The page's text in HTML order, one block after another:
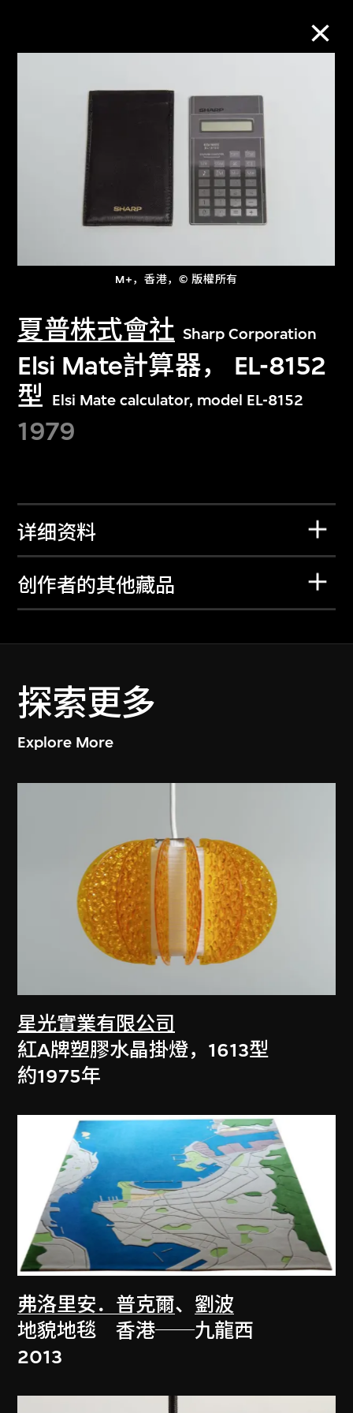
M+，香港，© 版權所有
夏普株式會社 Sharp Corporation
Elsi Mate計算器， EL-8152
型
Elsi Mate calculator, model EL-8152
1979
详细资料
创作者的其他藏品
探索更多
Explore More
星光實業有限公司
紅A牌塑膠水晶掛燈，1613型
約1975年
弗洛里安．普克爾、 劉波
地貌地毯 香港──九龍西
2013
M+藏品
进一步筛选
文化藏品。